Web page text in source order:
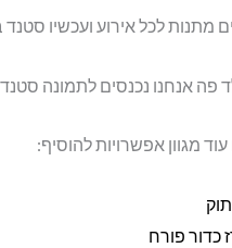
מתנות לכל אירוע ועכשיו
פה אנחנו נכנסים לתמונה
עוד מגוון אפשרויות להוסיף:
כדור פורח